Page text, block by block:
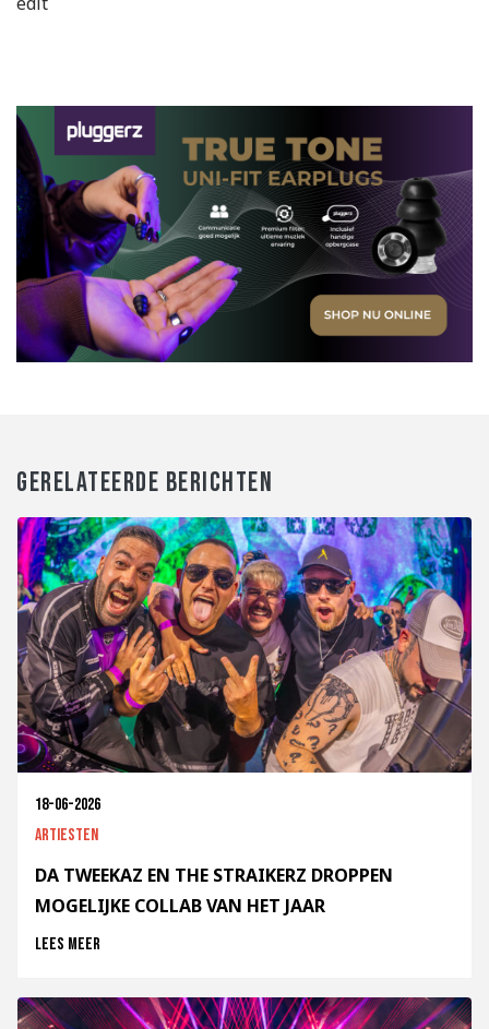
GERELATEERDE BERICHTEN
18-06-2026
Artiesten
DA TWEEKAZ EN THE STRAIKERZ DROPPEN
MOGELIJKE COLLAB VAN HET JAAR
Lees meer